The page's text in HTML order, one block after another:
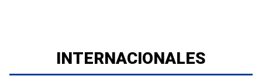
INTERNACIONALES